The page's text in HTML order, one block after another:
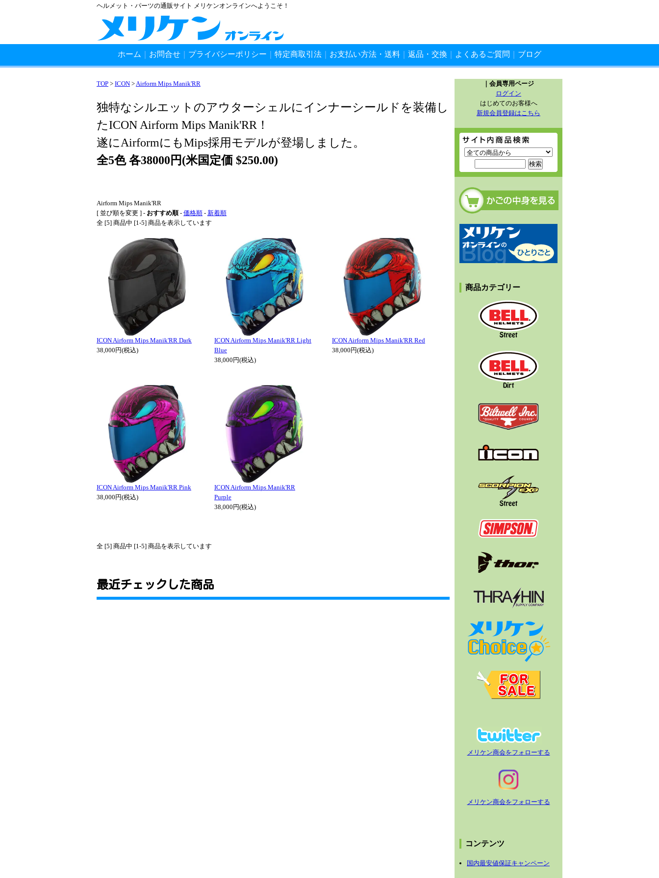
ヘルメット・パーツの通販サイト メリケンオンラインへようこそ！
ホーム お問合せ プライバシーポリシー 特定商取引法 お支払い方法・送料 返品・交換 よくあるご質問 ブログ
TOP > ICON >Airform Mips Manik'RR
独特なシルエットのアウターシェルにインナーシールドを装備し
たICON Airform Mips Manik'RR！
遂にAirformにもMips採用モデルが登場しました。
全5色 各38000円(米国定価 $250.00)
Airform Mips Manik'RR
[ 並び順を変更 ] - おすすめ順- 価格順 - 新着順
全 [5] 商品中 [1-5] 商品を表示しています
ICON Airform Mips Manik'RR Dark
38,000円(税込)
ICON Airform Mips Manik'RR Light
Blue
38,000円(税込)
ICON Airform Mips Manik'RR Red
38,000円(税込)
ICON Airform Mips Manik'RR Pink
38,000円(税込)
ICON Airform Mips Manik'RR
Purple
38,000円(税込)
全 [5] 商品中 [1-5] 商品を表示しています
最近チェックした商品
｜会員専用ページ
ログイン
はじめてのお客様へ
新規会員登録はこちら
サイト内商品検索
カートの中を見る
メリケンオンラインのひとりごと
商品カテゴリー
メリケン商会をフォローする
メリケン商会をフォローする
コンテンツ
国内最安値保証キャンペーン